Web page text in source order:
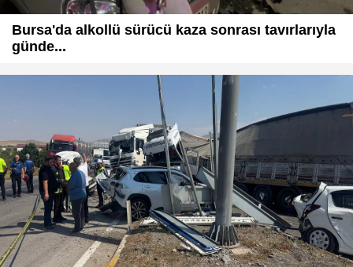
Bursa'da alkollü sürücü kaza sonrası tavırlarıyla
günde...